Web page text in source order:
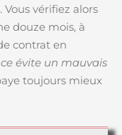
vérifiez alors
douze mois, à
contrat en
évite un mauvais
toujours mieux